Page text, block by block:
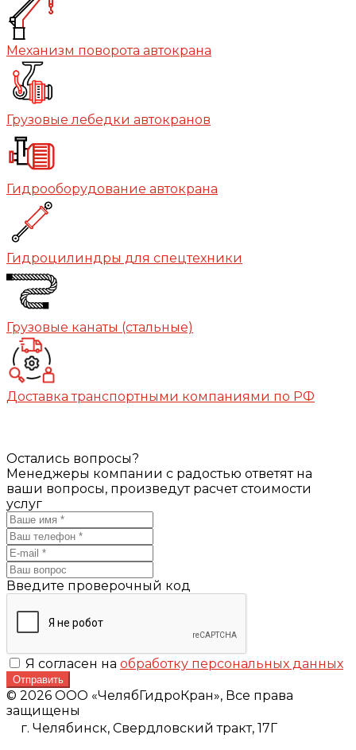
Механизм поворота автокрана
Грузовые лебедки автокранов
Гидрооборудование автокрана
Гидроцилиндры для спецтехники
Грузовые канаты (стальные)
Доставка транспортными компаниями по РФ
Остались вопросы?
Менеджеры компании с радостью ответят на
ваши вопросы, произведут расчет стоимости
услуг
Введите проверочный код
Я согласен на обработку персональных данных
Отправить
© 2026 ООО «ЧелябГидроКран», Все права
защищены
г. Челябинск, Свердловский тракт, 17Г